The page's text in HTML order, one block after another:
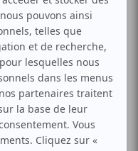
2021 | Photo : Facebook
original
est sortie le 10
fiction basée sur le
Barbeau-Lavalette a
et coscénarisée